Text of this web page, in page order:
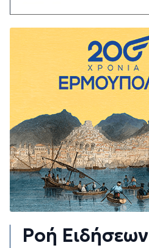
Ροή Ειδήσεων